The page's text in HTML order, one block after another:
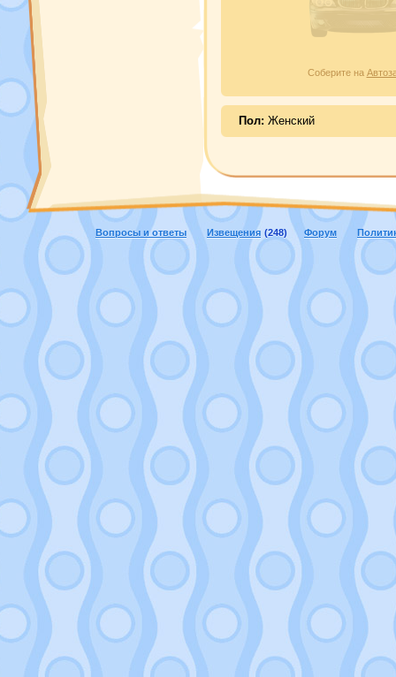
Соберите на
Пол: Женский
Вопросы и ответы Извещения (248) Форум